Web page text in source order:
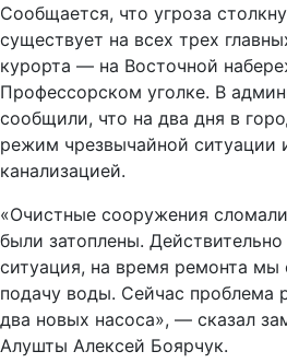
Сообщается, что угроза
существует на всех трех
курорта — на Восточной
Профессорском уголке. В
сообщили, что на два дня в
режим чрезвычайной ситуации
канализацией.
«Очистные сооружения
были затоплены.
ситуация, на время ремонта мы
подачу воды. Сейчас проблема
два новых насоса», — сказал
Алушты Алексей Боярчук.